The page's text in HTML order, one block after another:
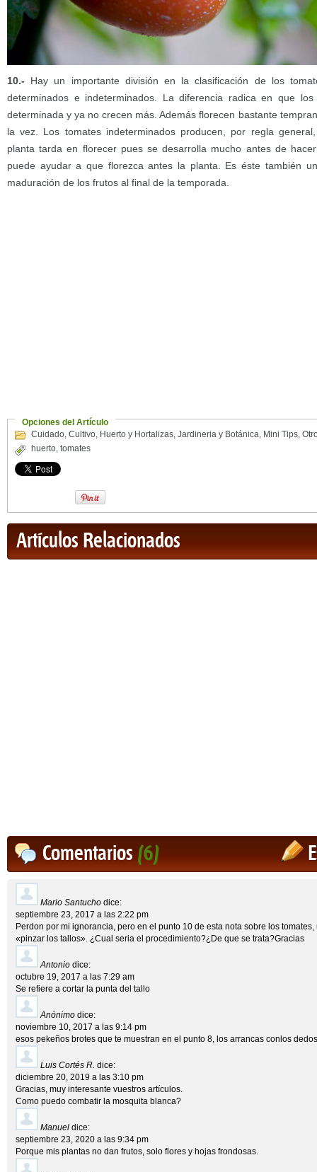
10.- Hay un importante división en la clasificación de los
determinados e indeterminados. La diferencia radica en que
determinada y ya no crecen más. Además florecen bastante
la vez. Los tomates indeterminados producen, por regla
planta tarda en florecer pues se desarrolla mucho antes de
puede ayudar a que florezca antes la planta. Es éste también
maduración de los frutos al final de la temporada.
Opciones del Artículo
Cuidado, Cultivo, Huerto y Hortalizas, Jardineria y Botánica, Mini Tips,
huerto, tomates
Artículos Relacionados
Comentarios(6)
Mario Santucho dice:
septiembre 23, 2017 a las 2:22 pm
Perdon por mi ignorancia, pero en el punto 10 de esta nota sobre los
«pinzar los tallos». ¿Cual seria el procedimiento?¿De que se trata?Gracias
Antonio dice:
octubre 19, 2017 a las 7:29 am
Se refiere a cortar la punta del tallo
Anónimo dice:
noviembre 10, 2017 a las 9:14 pm
esos pekeños brotes que te muestran en el punto 8, los arrancas conlos
Luis Cortés R. dice:
diciembre 20, 2019 a las 3:10 pm
Gracias, muy interesante vuestros artículos.
Como puedo combatir la mosquita blanca?
Manuel dice:
septiembre 23, 2020 a las 9:34 pm
Porque mis plantas no dan frutos, solo flores y hojas frondosas.